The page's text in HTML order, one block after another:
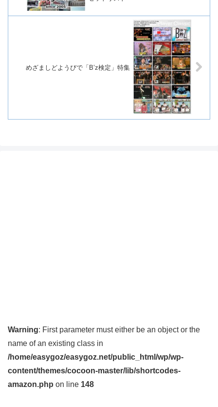
めざましどようびで「B’z検定」特集
Warning: First parameter must either be an object or the
name of an existing class in
/home/easygoz/easygoz.net/public_html/wp/wp-
content/themes/cocoon-master/lib/shortcodes-
amazon.php on line 148